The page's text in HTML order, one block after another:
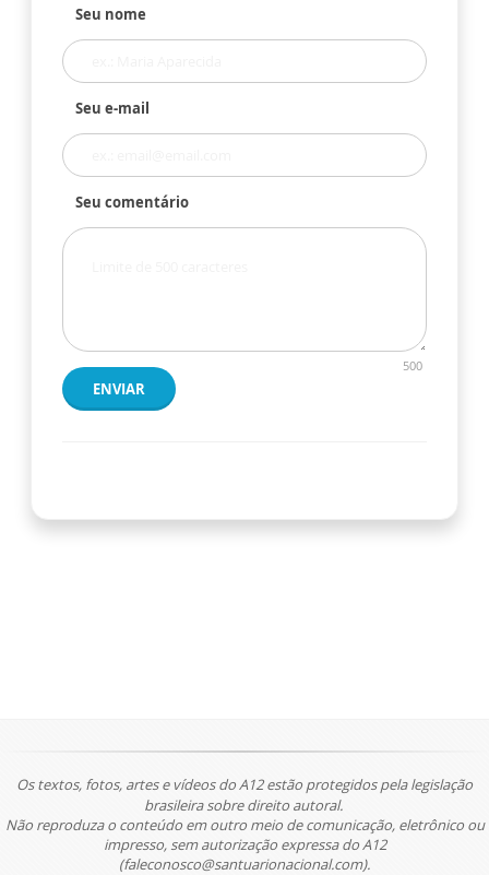
Seu nome
Seu e-mail
Seu comentário
500
ENVIAR
Os textos, fotos, artes e vídeos do A12 estão protegidos pela legislação
brasileira sobre direito autoral.
Não reproduza o conteúdo em outro meio de comunicação, eletrônico ou
impresso, sem autorização expressa do A12
(faleconosco@santuarionacional.com).